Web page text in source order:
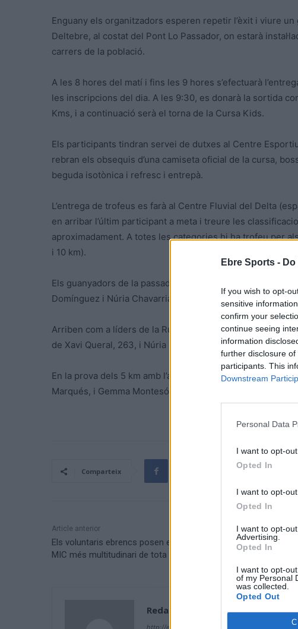
Ebre Sports -
If you wish to opt-
sensitive
confirm your
continue seeing
information
further disclosure of
participants. This
Downstream
Personal Data
I want to opt-
Opted In
I want to opt-
Opted In
I want to opt-
Advertising.
Opted In
I want to opt-
of my Personal
was collected.
Opted Out
Enguany els organitzadors esperen repetir l’èxit i viure
Deltebre, al costat del Pont Lo Passador, on estarà
carrers de la població.
A les 8 hores del matí i fins les 9 hores s’efectuarà
les inscripcions del dia. A les 9:30, es donarà la sortida
Kms, i a continuació serà el torna de la Cursa Kids.
Els participants tindran servei de dutxes al Centre
rebran els obsequis d’una camiseta oficial de la cursa,
beguda isotònica i refresc i entrepà.
L’entrega de trofeus es farà al Centre Fluvial del Delta
en arribar l’últim participant a meta i treure les
aproximadament. A totes les categories hi ha trofeu per
i 10 km).
Els guanyadors de la passada edició van ser Llorenç
Domínguez i Núria Chavarria en la de 5.
Arriben com a líders de la Running Sèries en la quarta
de Xavi Queral, 263, i Núria Paris amb 293 punts, per
En la prova dels 5 km amb l’absència de líder Pedro
Marqués, i Gemma Montesó, amb segon lloc de Valeria Cid,
Comparteix
Article anterior
Els voluntaris ebrencs posen el seu granet d’arena al
MIC més multitudinari de tota la història
Redacció